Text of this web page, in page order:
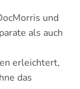
und
als auch
erleichtert,
das